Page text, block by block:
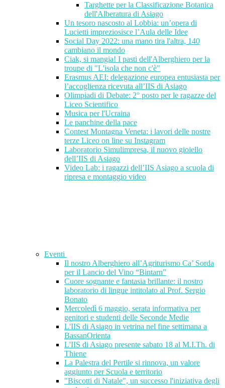
Targhette per la Classificazione Botanica
dell'Alberatura di Asiago
Un tesoro nascosto al Lobbia: un’opera di
Lucietti impreziosisce l’Aula delle Idee
Social Day 2022: una mano tira l'altra, 140
cambiano il mondo
Ciak, si mangia! I pasti dell'Alberghiero per la
troupe di "L'isola che non c'è"
Erasmus AEI: delegazione europea entusiasta per
l’accoglienza ricevuta all’IIS di Asiago
Olimpiadi di Debate: 2° posto per le ragazze del
Liceo Scientifico
Musica per l'Ucraina
Le panchine della pace
Contest Montagna Veneta: i lavori delle nostre
terze Liceo on line su Instagram
Laboratorio Simulimpresa, il nuovo gioiello
dell’IIS di Asiago
Video Lab: i ragazzi dell’IIS Asiago a scuola di
ripresa e montaggio video
Eventi
Il nostro Alberghiero all’Agriturismo Ca’ Sorda
per il Lancio del Vino “Bintarn”
Cuore sognante e fantasia brillante: il nostro
laboratorio di lingue intitolato al Prof. Sergio
Bonato
Mercoledì 6 maggio, serata informativa per
genitori e studenti delle Seconde Medie
L'IIS di Asiago in vetrina nel fine settimana a
BassanOrienta
L'IIS di Asiago presente sabato 18 al M.I.Th. di
Thiene
La Palestra del Pertile si rinnova, un valore
aggiunto per Scuola e territorio
"Biscotti di Natale", un successo l'iniziativa degli